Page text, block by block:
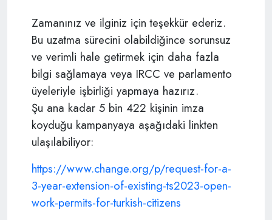
Zamanınız ve ilginiz için teşekkür ederiz.
Bu uzatma sürecini olabildiğince sorunsuz
ve verimli hale getirmek için daha fazla
bilgi sağlamaya veya IRCC ve parlamento
üyeleriyle işbirliği yapmaya hazırız.
Şu ana kadar 5 bin 422 kişinin imza
koyduğu kampanyaya aşağıdaki linkten
ulaşılabiliyor:
https://www.change.org/p/request-for-a-
3-year-extension-of-existing-ts2023-open-
work-permits-for-turkish-citizens